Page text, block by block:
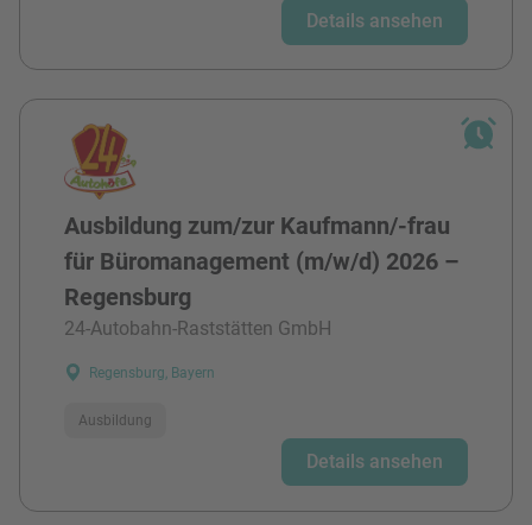
Details ansehen
Ausbildung zum/zur Kaufmann/-frau
für Büromanagement (m/w/d) 2026 –
Regensburg
24-Autobahn-Raststätten GmbH
Regensburg, Bayern
Ausbildung
Details ansehen